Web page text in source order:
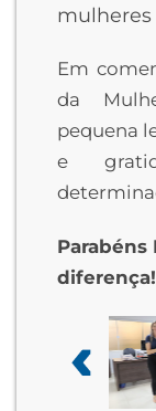
mulheres
Em
da
pequena
e
Parabéns
diferença!